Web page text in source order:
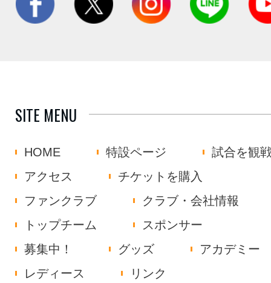
SITE MENU
HOME 特設ページ
試合を観
アクセス
チケットを購入
ファンクラブ
クラブ・会社情報
トップチーム
スポンサー
募集中！
グッズ
アカデミー
レディース
リンク